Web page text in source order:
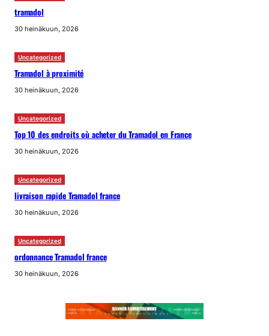
tramadol
30 heinäkuun, 2026
Uncategorized
Tramadol à proximité
30 heinäkuun, 2026
Uncategorized
Top 10 des endroits où acheter du Tramadol en France
30 heinäkuun, 2026
Uncategorized
livraison rapide Tramadol france
30 heinäkuun, 2026
Uncategorized
ordonnance Tramadol france
30 heinäkuun, 2026